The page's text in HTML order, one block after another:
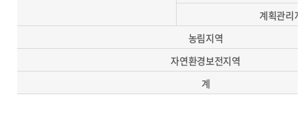
계획관리지
농림지역
자연환경보전지역
계